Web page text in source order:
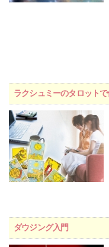
ラクシュミーのタロット
ダウジング入門